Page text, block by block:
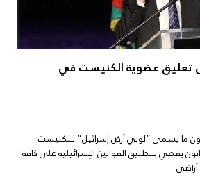
تعليق عضوية الكنيست في
ما يسمى “لوبي أرض إسرائيل” لـلكنيست
يقضي بـتطبيق القوانين الإسرائيلية على كافة